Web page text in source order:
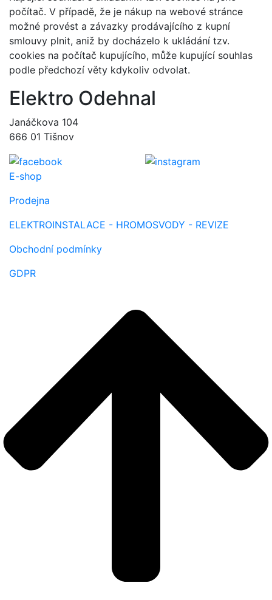
počítač. V případě, že je nákup na webové stránce
možné provést a závazky prodávajícího z kupní
smlouvy plnit, aniž by docházelo k ukládání tzv.
cookies na počítač kupujícího, může kupující souhlas
podle předchozí věty kdykoliv odvolat.
Elektro Odehnal
Janáčkova 104
666 01 Tišnov
E-shop
Prodejna
ELEKTROINSTALACE - HROMOSVODY - REVIZE
Obchodní podmínky
GDPR